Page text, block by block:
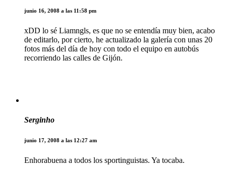
junio 16, 2008 a las 11:58 pm
xDD lo sé Liamngls, es que no se entendía muy bien, acabo
de editarlo, por cierto, he actualizado la galería con unas 20
fotos más del día de hoy con todo el equipo en autobús
recorriendo las calles de Gijón.
Serginho
junio 17, 2008 a las 12:27 am
Enhorabuena a todos los sportinguistas. Ya tocaba.